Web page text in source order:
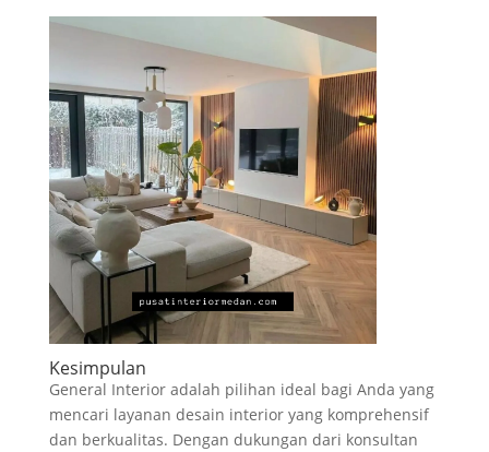
Kesimpulan
General Interior adalah pilihan ideal bagi Anda yang
mencari layanan desain interior yang komprehensif
dan berkualitas. Dengan dukungan dari konsultan